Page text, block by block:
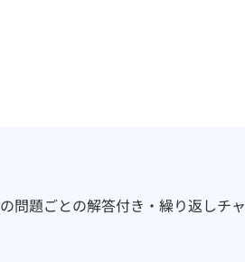
の問題ごとの解答付き・繰り返しチャ